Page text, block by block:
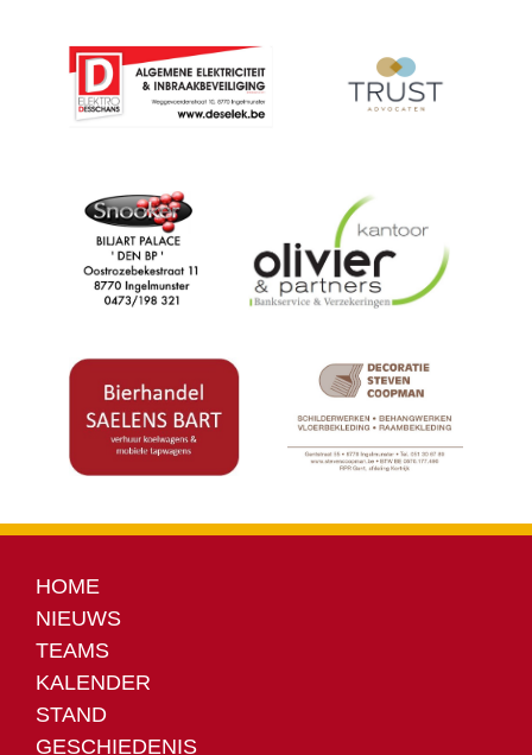
HOME
NIEUWS
TEAMS
KALENDER
STAND
GESCHIEDENIS